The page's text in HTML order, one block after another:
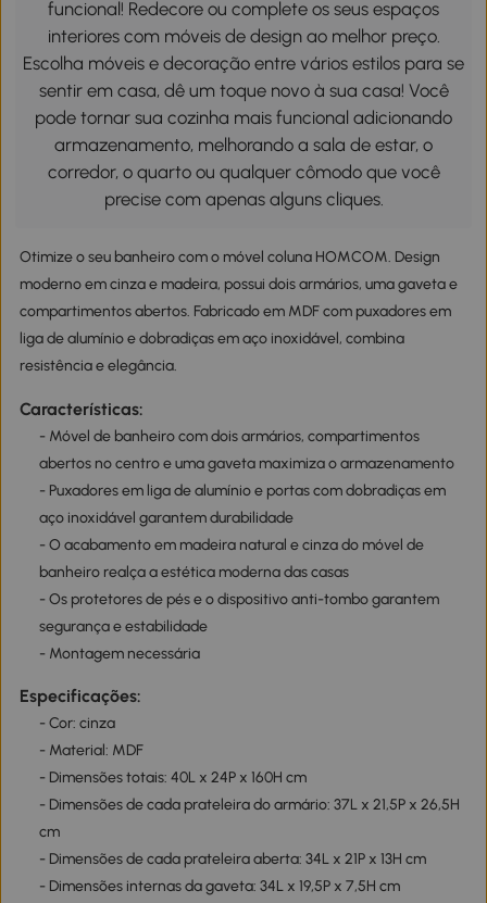
funcional! Redecore ou complete os seus espaços
interiores com móveis de design ao melhor preço.
Escolha móveis e decoração entre vários estilos para se
sentir em casa, dê um toque novo à sua casa! Você
pode tornar sua cozinha mais funcional adicionando
armazenamento, melhorando a sala de estar, o
corredor, o quarto ou qualquer cômodo que você
precise com apenas alguns cliques.
Otimize o seu banheiro com o móvel coluna HOMCOM. Design
moderno em cinza e madeira, possui dois armários, uma gaveta e
compartimentos abertos. Fabricado em MDF com puxadores em
liga de alumínio e dobradiças em aço inoxidável, combina
resistência e elegância.
Características:
- Móvel de banheiro com dois armários, compartimentos
abertos no centro e uma gaveta maximiza o armazenamento
- Puxadores em liga de alumínio e portas com dobradiças em
aço inoxidável garantem durabilidade
- O acabamento em madeira natural e cinza do móvel de
banheiro realça a estética moderna das casas
- Os protetores de pés e o dispositivo anti-tombo garantem
segurança e estabilidade
- Montagem necessária
Especificações:
- Cor: cinza
- Material: MDF
- Dimensões totais: 40L x 24P x 160H cm
- Dimensões de cada prateleira do armário: 37L x 21,5P x 26,5H
cm
- Dimensões de cada prateleira aberta: 34L x 21P x 13H cm
- Dimensões internas da gaveta: 34L x 19,5P x 7,5H cm